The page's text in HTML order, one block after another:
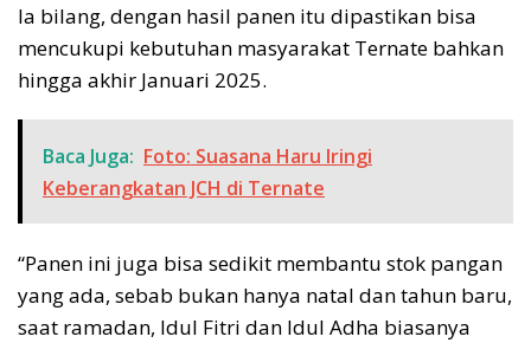
Ia bilang, dengan hasil panen itu dipastikan bisa
mencukupi kebutuhan masyarakat Ternate bahkan
hingga akhir Januari 2025.
Baca Juga: Foto: Suasana Haru Iringi
Keberangkatan JCH di Ternate
“Panen ini juga bisa sedikit membantu stok pangan
yang ada, sebab bukan hanya natal dan tahun baru,
saat ramadan, Idul Fitri dan Idul Adha biasanya